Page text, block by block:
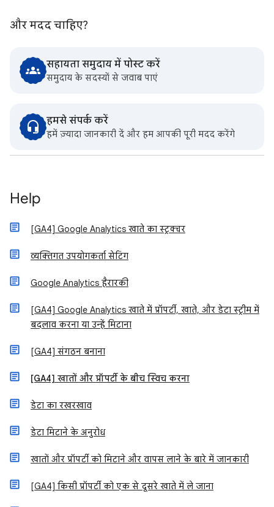
और मदद चाहिए?
सहायता समुदाय में पोस्ट करें
समुदाय के सदस्यों से जवाब पाएं
हमसे संपर्क करें
हमें ज़्यादा जानकारी दें और हम आपकी पूरी मदद करेंगे
Help
[GA4] Google Analytics खाते का स्ट्रक्चर
व्यक्तिगत उपयोगकर्ता सेटिंग
Google Analytics हैरारकी
[GA4] Google Analytics खाते में प्रॉपर्टी, खाते, और डेटा स्ट्रीम में
बदलाव करना या उन्हें मिटाना
[GA4] संगठन बनाना
[GA4] खातों और प्रॉपर्टी के बीच स्विच करना
डेटा का रखरखाव
डेटा मिटाने के अनुरोध
खातों और प्रॉपर्टी को मिटाने और वापस लाने के बारे में जानकारी
[GA4] किसी प्रॉपर्टी को एक से दूसरे खाते में ले जाना